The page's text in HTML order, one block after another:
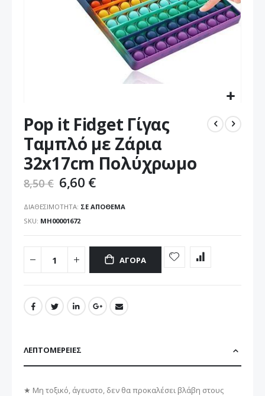
στην
αρχή
της
συλλογής
εικόνων
Pop it Fidget Γίγας
Ταμπλό με Ζάρια
32x17cm Πολύχρωμο
8,50 € 6,60 €
ΔΙΑΘΕΣΙΜΌΤΗΤΑ: ΣΕ ΑΠΌΘΕΜΑ
SKU ΜΗ00001672
ΑΓΟΡΆ
ΛΕΠΤΟΜΈΡΕΙΕΣ
★ Μη τοξικό, άγευστο, δεν θα προκαλέσει βλάβη στους